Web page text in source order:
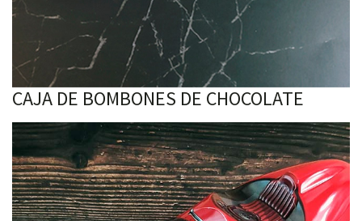
CAJA DE BOMBONES DE CHOCOLATE